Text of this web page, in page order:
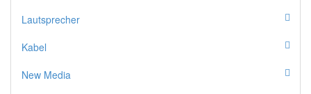
Lautsprecher
Kabel
New Media